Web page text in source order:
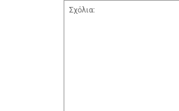
Σχόλια: